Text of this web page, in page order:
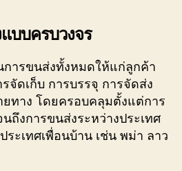
บบครบวงจร
การขนส่งทั้งหมดให้แก่ลูกค้า
จัดเก็บ การบรรจุ การจัดส่ง
ยทาง โดยครอบคลุมตั้งแต่การ
ถึงการขนส่งระหว่างประเทศ
ะเทศเพื่อนบ้าน เช่น พม่า ลาว